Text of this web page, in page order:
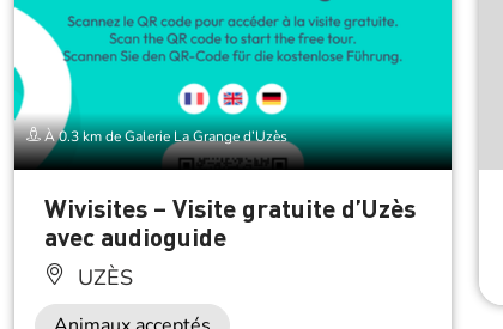
À 0.3 km de Galerie La Grange d’Uzès
Wivisites – Visite gratuite d’Uzès
avec audioguide
UZÈS